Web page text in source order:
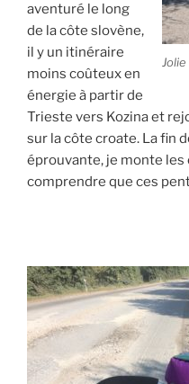
aventuré le long
de la côte slovène,
il y un itinéraire
moins coûteux en
énergie à partir de
Trieste vers Kozina et
sur la côte croate. La fin
éprouvante, je monte les
comprendre que ces